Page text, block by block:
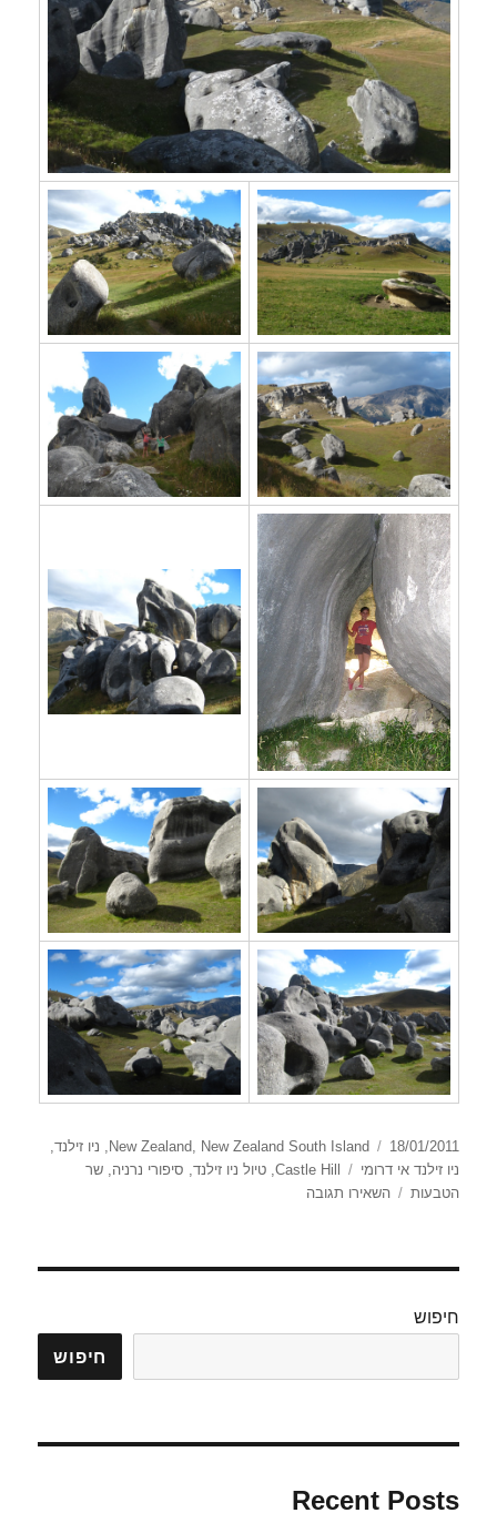
פורסם
בתאריך
18/01/2011 קטגוריות New Zealand, New Zealand South Island
, ניו זילנד,
ניו זילנד אי דרומי
תגיות
Castle Hill
,טיול ניו זילנד, סיפורי נרניה,שר
הטבעות
השאירו תגובה
חיפוש
חיפוש
Recent Posts